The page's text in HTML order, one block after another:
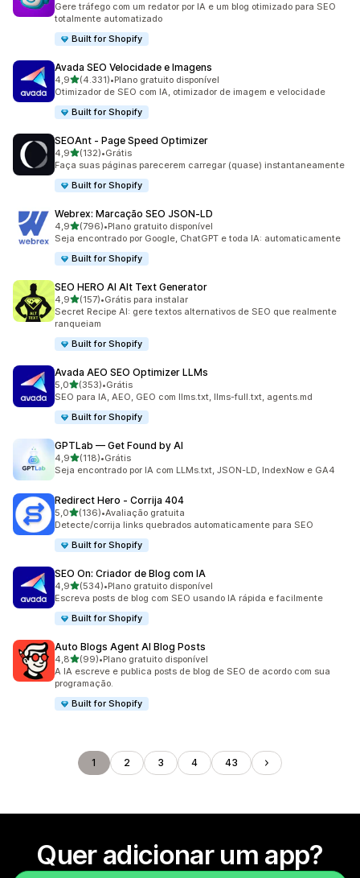
Gere tráfego com um redator por IA e um blog otimizado para SEO
totalmente automatizado
Built for Shopify
Avada SEO Velocidade e Imagens
4,9de 5 estrelas
(4.331)
4331 avaliações ao todo
•Plano gratuito disponível
Otimizador de SEO com IA, otimizador de imagem e velocidade
Built for Shopify
SEOAnt ‑ Page Speed Optimizer
4,9de 5 estrelas
(132)
132 avaliações ao todo
•Grátis
Faça suas páginas parecerem carregar (quase) instantaneamente
Built for Shopify
Webrex: Marcação SEO JSON‑LD
4,9de 5 estrelas
(796)
796 avaliações ao todo
•Plano gratuito disponível
Seja encontrado por Google, ChatGPT e toda IA: automaticamente
Built for Shopify
SEO HERO AI Alt Text Generator
4,9de 5 estrelas
(157)
157 avaliações ao todo
•Grátis para instalar
Secret Recipe AI: gere textos alternativos de SEO que realmente
ranqueiam
Built for Shopify
Avada AEO SEO Optimizer LLMs
5,0de 5 estrelas
(353)
353 avaliações ao todo
•Grátis
SEO para IA, AEO, GEO com llms.txt, llms-full.txt, agents.md
Built for Shopify
GPTLab — Get Found by AI
4,9de 5 estrelas
(118)
118 avaliações ao todo
•Grátis
Seja encontrado por IA com LLMs.txt, JSON-LD, IndexNow e GA4
Redirect Hero ‑ Corrija 404
5,0de 5 estrelas
(136)
136 avaliações ao todo
•Avaliação gratuita
Detecte/corrija links quebrados automaticamente para SEO
Built for Shopify
SEO On: Criador de Blog com IA
4,9de 5 estrelas
(534)
534 avaliações ao todo
•Plano gratuito disponível
Escreva posts de blog com SEO usando IA rápida e facilmente
Built for Shopify
Auto Blogs Agent AI Blog Posts
4,8de 5 estrelas
(99)
99 avaliações ao todo
•Plano gratuito disponível
A IA escreve e publica posts de blog de SEO de acordo com sua
programação.
Built for Shopify
1 2 3 4 43
Quer adicionar um app?